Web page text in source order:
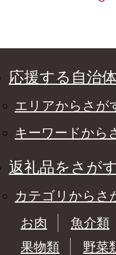
応援する自治
エリアからさが
キーワードから
返礼品をさが
カテゴリからさ
お肉
魚介類
果物類
野菜